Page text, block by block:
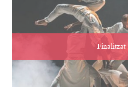
Finalitzat